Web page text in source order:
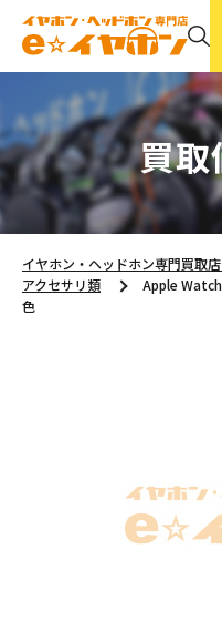
買
イヤホン・ヘッドホン専門買取
アクセサリ類
Apple
色